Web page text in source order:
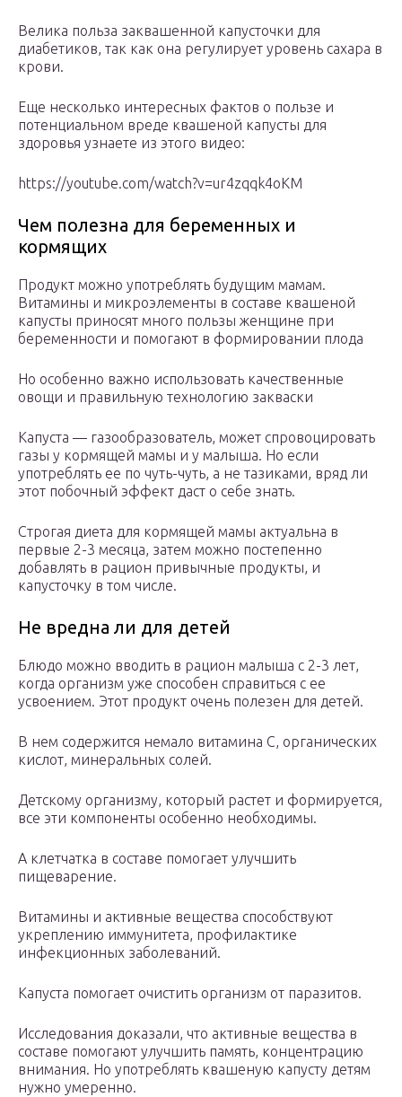
Велика польза заквашенной капусточки для
диабетиков, так как она регулирует уровень сахара в
крови.
Еще несколько интересных фактов о пользе и
потенциальном вреде квашеной капусты для
здоровья узнаете из этого видео:
https://youtube.com/watch?v=ur4zqqk4oKM
Чем полезна для беременных и
кормящих
Продукт можно употреблять будущим мамам.
Витамины и микроэлементы в составе квашеной
капусты приносят много пользы женщине при
беременности и помогают в формировании плода
Но особенно важно использовать качественные
овощи и правильную технологию закваски
Капуста — газообразователь, может спровоцировать
газы у кормящей мамы и у малыша. Но если
употреблять ее по чуть-чуть, а не тазиками, вряд ли
этот побочный эффект даст о себе знать.
Строгая диета для кормящей мамы актуальна в
первые 2-3 месяца, затем можно постепенно
добавлять в рацион привычные продукты, и
капусточку в том числе.
Не вредна ли для детей
Блюдо можно вводить в рацион малыша с 2-3 лет,
когда организм уже способен справиться с ее
усвоением. Этот продукт очень полезен для детей.
В нем содержится немало витамина С, органических
кислот, минеральных солей.
Детскому организму, который растет и формируется,
все эти компоненты особенно необходимы.
А клетчатка в составе помогает улучшить
пищеварение.
Витамины и активные вещества способствуют
укреплению иммунитета, профилактике
инфекционных заболеваний.
Капуста помогает очистить организм от паразитов.
Исследования доказали, что активные вещества в
составе помогают улучшить память, концентрацию
внимания. Но употреблять квашеную капусту детям
нужно умеренно.